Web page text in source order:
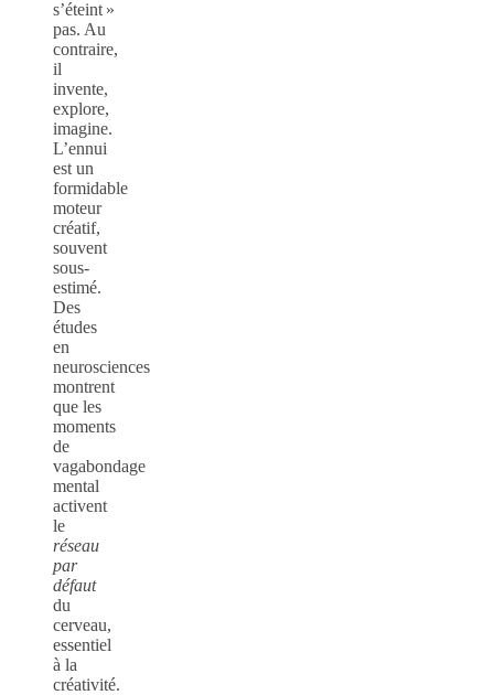
s’éteint »
pas. Au
contraire,
il
invente,
explore,
imagine.
L’ennui
est un
formidable
moteur
créatif,
souvent
sous-
estimé.
Des
études
en
neurosciences
montrent
que les
moments
de
vagabondage
mental
activent
le
réseau
par
défaut
du
cerveau,
essentiel
à la
créativité.